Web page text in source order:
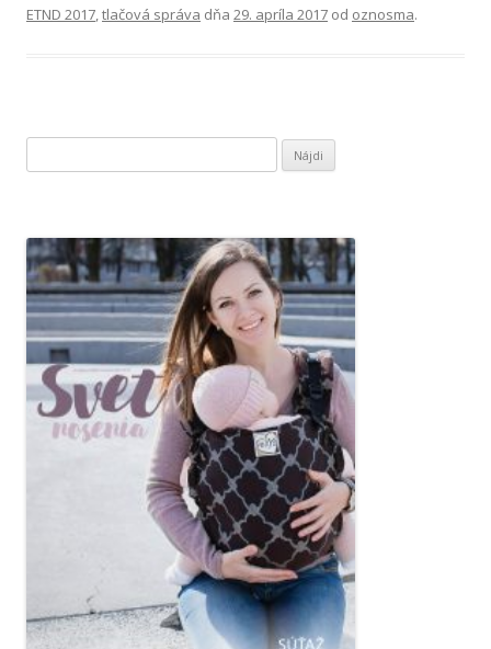
ETND 2017,tlačová správa dňa 29. apríla 2017 od oznosma.
ľ
a
ť
: